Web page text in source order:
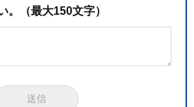
。（最大150文字）